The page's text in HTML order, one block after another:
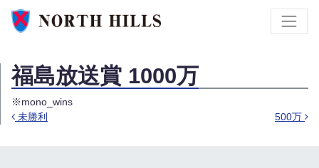
福島放送賞 1000万
※mono_wins
未勝利 500万